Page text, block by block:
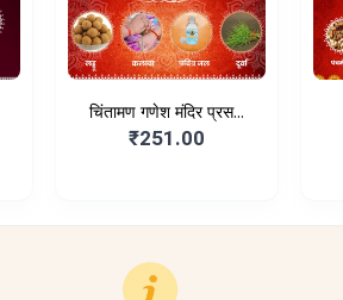
चिंतामण गणेश मंदिर प्रस...
₹251.00